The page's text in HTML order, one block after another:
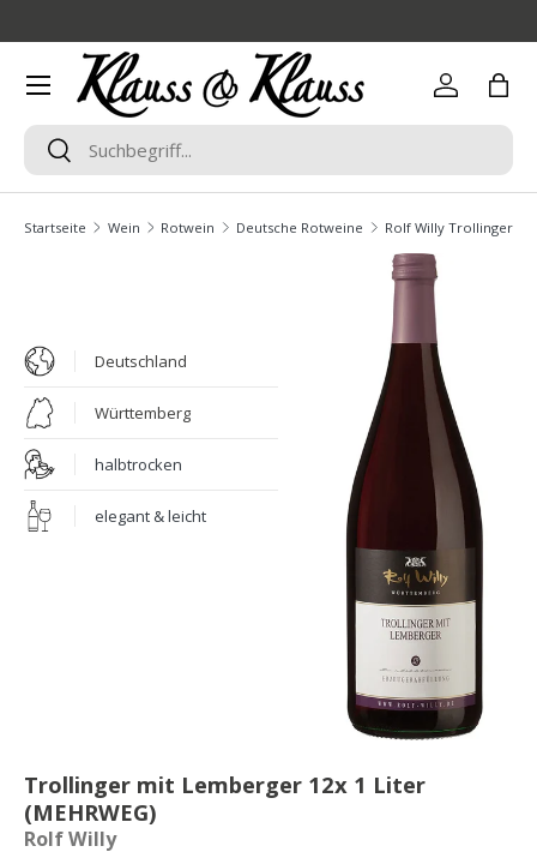
Direkt zum Inhalt
Suchen
Suchen
Einloggen
Menü
Startseite Wein Rotwein Deutsche Rotweine Rolf Willy Trollinger mit
Deutschland
Württemberg
halbtrocken
elegant & leicht
Trollinger mit Lemberger 12x 1 Liter
(MEHRWEG)
Rolf Willy